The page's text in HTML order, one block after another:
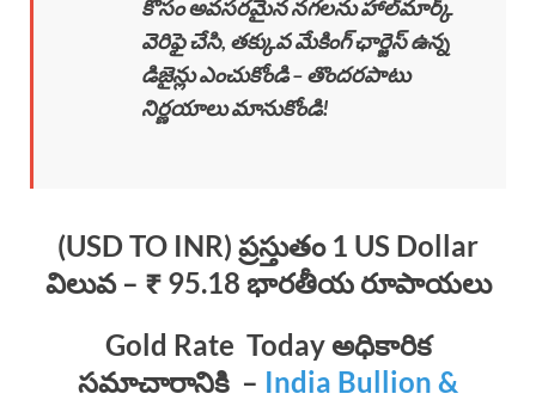
కోసం అవసరమైన నగలను హాల్‌మార్క్
వెరిఫై చేసి, తక్కువ మేకింగ్ ఛార్జెస్ ఉన్న
డిజైన్లు ఎంచుకోండి – తొందరపాటు
నిర్ణయాలు మానుకోండి!
(USD TO INR) ప్రస్తుతం 1 US Dollar
విలువ – ₹ 95.18 భారతీయ రూపాయలు
Gold Rate Today అధికారిక
సమాచారానికి – India Bullion &